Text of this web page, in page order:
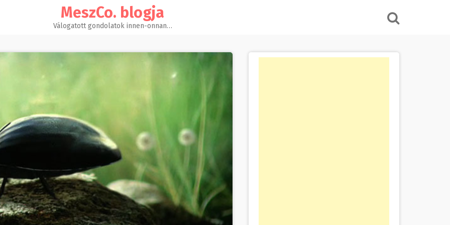
MeszCo. blogja
Válogatott gondolatok innen-onnan…